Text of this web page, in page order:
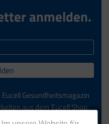
anmelden.
Gesundheitsmagazin
aus dem Eucell Shop.
möglich.